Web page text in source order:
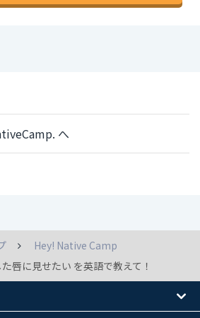
へ
Hey! Native Camp
唇に見せたい を英語で教えて！